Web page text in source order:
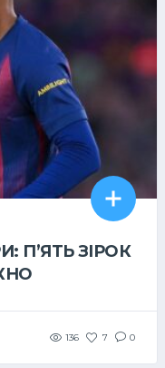
П’ЯТЬ ЗІРОК
136 7 0